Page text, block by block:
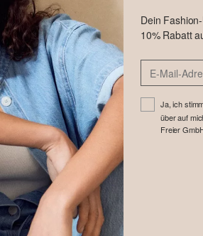
Dein
10% Rabatt
Ja, ich
über auf
Freier